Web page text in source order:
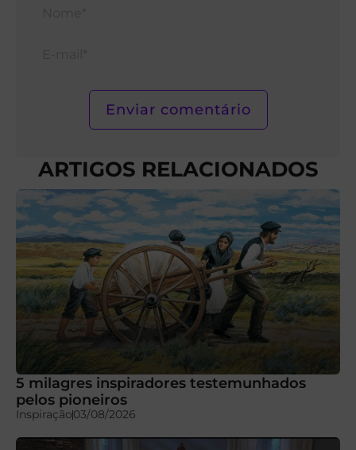
ARTIGOS RELACIONADOS
5 milagres inspiradores testemunhados
pelos pioneiros
Inspiração03/08/2026